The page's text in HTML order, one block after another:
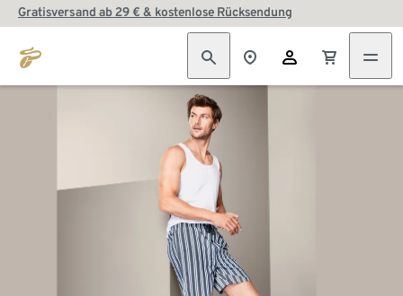
Gratisversand ab 29 € & kostenlose Rücksendung